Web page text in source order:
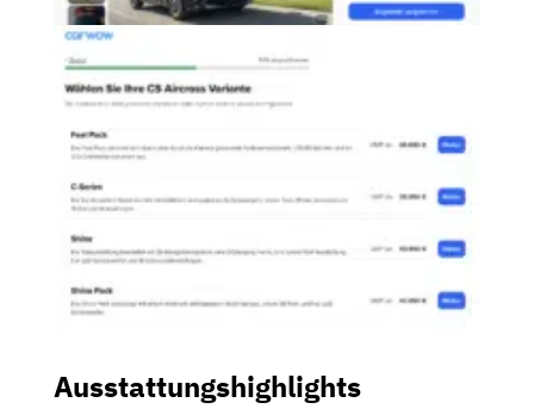
Ausstattungshighlights